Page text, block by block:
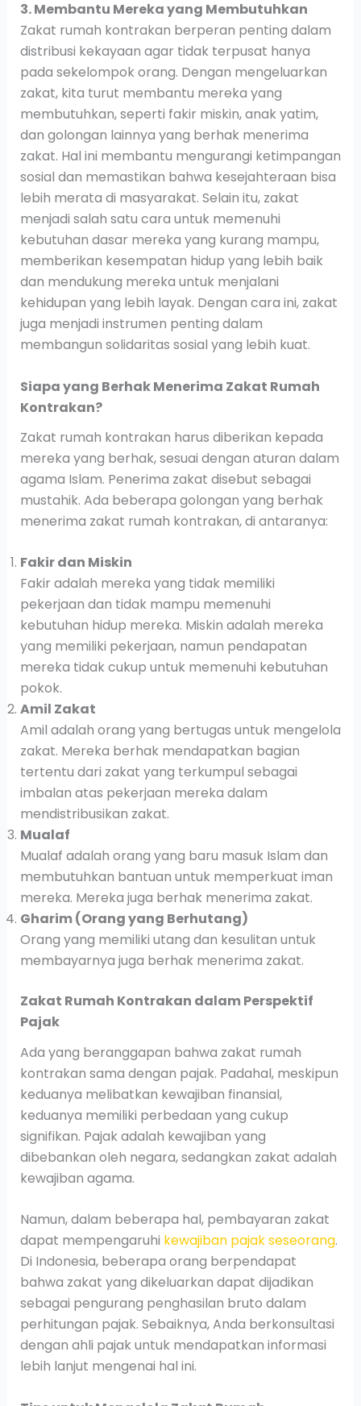
3. Membantu Mereka yang Membutuhkan
Zakat rumah kontrakan berperan penting dalam
distribusi kekayaan agar tidak terpusat hanya
pada sekelompok orang. Dengan mengeluarkan
zakat, kita turut membantu mereka yang
membutuhkan, seperti fakir miskin, anak yatim,
dan golongan lainnya yang berhak menerima
zakat. Hal ini membantu mengurangi ketimpangan
sosial dan memastikan bahwa kesejahteraan bisa
lebih merata di masyarakat. Selain itu, zakat
menjadi salah satu cara untuk memenuhi
kebutuhan dasar mereka yang kurang mampu,
memberikan kesempatan hidup yang lebih baik
dan mendukung mereka untuk menjalani
kehidupan yang lebih layak. Dengan cara ini, zakat
juga menjadi instrumen penting dalam
membangun solidaritas sosial yang lebih kuat.
Siapa yang Berhak Menerima Zakat Rumah
Kontrakan?
Zakat rumah kontrakan harus diberikan kepada
mereka yang berhak, sesuai dengan aturan dalam
agama Islam. Penerima zakat disebut sebagai
mustahik. Ada beberapa golongan yang berhak
menerima zakat rumah kontrakan, di antaranya:
Fakir dan Miskin
Fakir adalah mereka yang tidak memiliki
pekerjaan dan tidak mampu memenuhi
kebutuhan hidup mereka. Miskin adalah mereka
yang memiliki pekerjaan, namun pendapatan
mereka tidak cukup untuk memenuhi kebutuhan
pokok.
Amil Zakat
Amil adalah orang yang bertugas untuk mengelola
zakat. Mereka berhak mendapatkan bagian
tertentu dari zakat yang terkumpul sebagai
imbalan atas pekerjaan mereka dalam
mendistribusikan zakat.
Mualaf
Mualaf adalah orang yang baru masuk Islam dan
membutuhkan bantuan untuk memperkuat iman
mereka. Mereka juga berhak menerima zakat.
Gharim (Orang yang Berhutang)
Orang yang memiliki utang dan kesulitan untuk
membayarnya juga berhak menerima zakat.
Zakat Rumah Kontrakan dalam Perspektif
Pajak
Ada yang beranggapan bahwa zakat rumah
kontrakan sama dengan pajak. Padahal, meskipun
keduanya melibatkan kewajiban finansial,
keduanya memiliki perbedaan yang cukup
signifikan. Pajak adalah kewajiban yang
dibebankan oleh negara, sedangkan zakat adalah
kewajiban agama.
Namun, dalam beberapa hal, pembayaran zakat
dapat mempengaruhi kewajiban pajak seseorang.
Di Indonesia, beberapa orang berpendapat
bahwa zakat yang dikeluarkan dapat dijadikan
sebagai pengurang penghasilan bruto dalam
perhitungan pajak. Sebaiknya, Anda berkonsultasi
dengan ahli pajak untuk mendapatkan informasi
lebih lanjut mengenai hal ini.